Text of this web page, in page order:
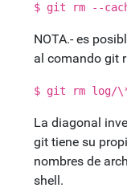
$ git rm --
NOTA.- es
al comando git
$ git rm log/
La diagonal
git tiene su
nombres de
shell.